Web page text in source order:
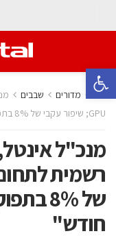
פתח סרגל נגישות
בית מדורים ‫שבבים‬
GPU; שיפור עקבי של 8% בתפוקת הייצור (Yield) מדי חודש"
מנכ"ל
חודש"